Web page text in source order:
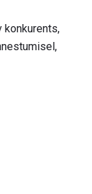
konkurents,